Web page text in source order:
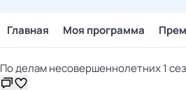
Главная Моя программа
По делам несовершеннолетних 1